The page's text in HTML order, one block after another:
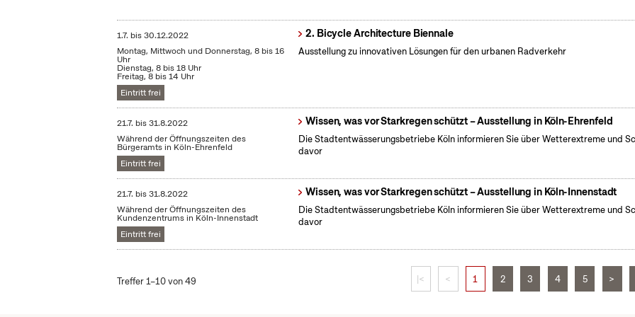
1.7. bis30.12.2022
Montag, Mittwoch und Donnerstag, 8 bis 16
Uhr
Dienstag, 8 bis 18 Uhr
Freitag, 8 bis 14 Uhr
Eintritt frei
2. Bicycle Architecture Biennale
Ausstellung zu innovativen Lösungen für den urbanen Radverkehr
21.7. bis31.8.2022
Während der Öffnungszeiten des
Bürgeramts in Köln-Ehrenfeld
Eintritt frei
Wissen, was vor Starkregen schützt – Ausstellung in Köln-Ehrenfeld
Die Stadtentwässerungsbetriebe Köln informieren Sie über Wetterextreme und
davor
21.7. bis31.8.2022
Während der Öffnungszeiten des
Kundenzentrums in Köln-Innenstadt
Eintritt frei
Wissen, was vor Starkregen schützt – Ausstellung in Köln-Innenstadt
Die Stadtentwässerungsbetriebe Köln informieren Sie über Wetterextreme und
davor
Treffer 1–10 von 49 |< < 1 2 3 4 5 >